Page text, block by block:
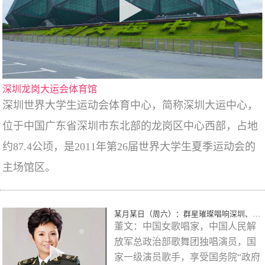
深圳龙岗大运会体育馆
深圳世界大学生运动会体育中心，简称深圳大运中心，
位于中国广东省深圳市东北部的龙岗区中心西部，占地
约87.4公顷，是2011年第26届世界大学生夏季运动会的
主场馆区。
某月某日（周六）：群星璀璨唱响深圳、歌颂一代伟人、春天的故事、大型演唱会！
董文：中国女歌唱家，中国人民解
放军总政治部歌舞团独唱演员，国
家一级演员歌手，享受国务院“政府